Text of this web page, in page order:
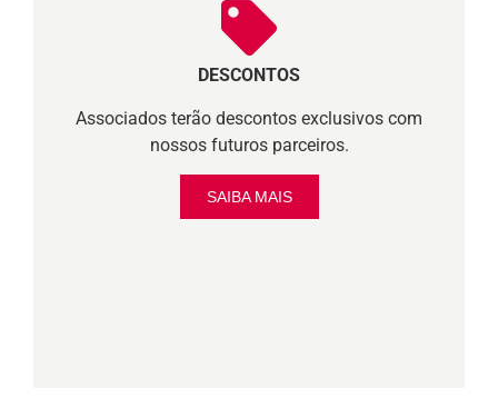
DESCONTOS
Associados terão descontos exclusivos com
nossos futuros parceiros.
SAIBA MAIS